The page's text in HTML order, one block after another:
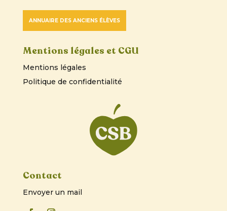
ANNUAIRE DES ANCIENS ÉLÈVES
Mentions légales et CGU
Mentions légales
Politique de confidentialité
Contact
Envoyer un mail